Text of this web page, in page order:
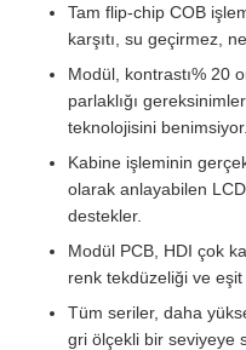
Tam flip-chip COB
karşıtı, su geçirmez,
Modül, kontrastı% 20
parlaklığı
teknolojisini benimsiyor.
Kabine işleminin
olarak anlayabilen
destekler.
Modül PCB, HDI çok
renk tekdüzeliği ve eşit
Tüm seriler, daha
gri ölçekli bir seviyeye